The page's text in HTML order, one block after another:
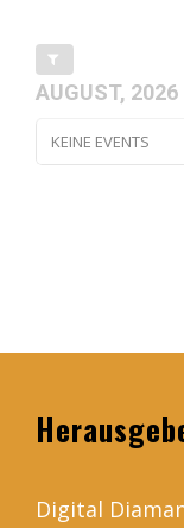
AUGUST, 2026
KEINE EVENTS
Digital